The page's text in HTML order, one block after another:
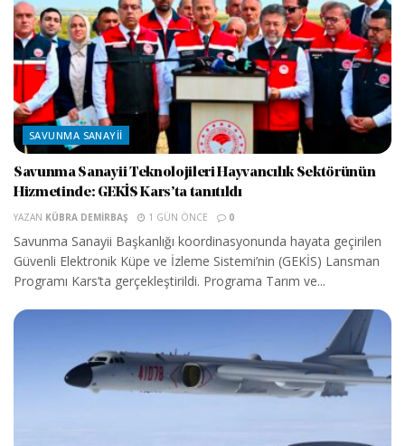
SAVUNMA SANAYII
Savunma Sanayii Teknolojileri Hayvancılık Sektörünün
Hizmetinde: GEKİS Kars’ta tanıtıldı
YAZAN KÜBRA DEMIRBAŞ 1 GÜN ÖNCE 0
Savunma Sanayii Başkanlığı koordinasyonunda hayata geçirilen
Güvenli Elektronik Küpe ve İzleme Sistemi’nin (GEKİS) Lansman
Programı Kars’ta gerçekleştirildi. Programa Tarım ve...